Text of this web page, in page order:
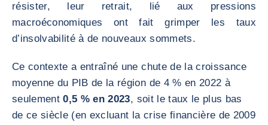
résister, leur retrait, lié aux pressions
macroéconomiques ont fait grimper les taux
d’insolvabilité à de nouveaux sommets.
Ce contexte a entraîné une chute de la croissance
moyenne du PIB de la région de 4 % en 2022 à
seulement0,5 % en 2023, soit le taux le plus bas
de ce siècle (en excluant la crise financière de 2009